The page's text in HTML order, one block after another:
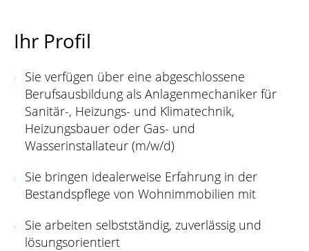
Ihr Profil
Sie verfügen über eine abgeschlossene
Berufsausbildung als Anlagenmechaniker für
Sanitär-, Heizungs- und Klimatechnik,
Heizungsbauer oder Gas- und
Wasserinstallateur (m/w/d)
Sie bringen idealerweise Erfahrung in der
Bestandspflege von Wohnimmobilien mit
Sie arbeiten selbstständig, zuverlässig und
lösungsorientiert